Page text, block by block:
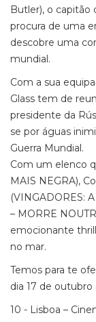
Butler), o capitão
procura de uma
descobre uma
mundial.
Com a sua
Glass tem de
presidente da
se por águas
Guerra Mundial.
Com um elenco
MAIS NEGRA),
(VINGADORES:
– MORRE
emocionante
no mar.
Temos para te
dia 17 de outubro
10 - Lisboa –